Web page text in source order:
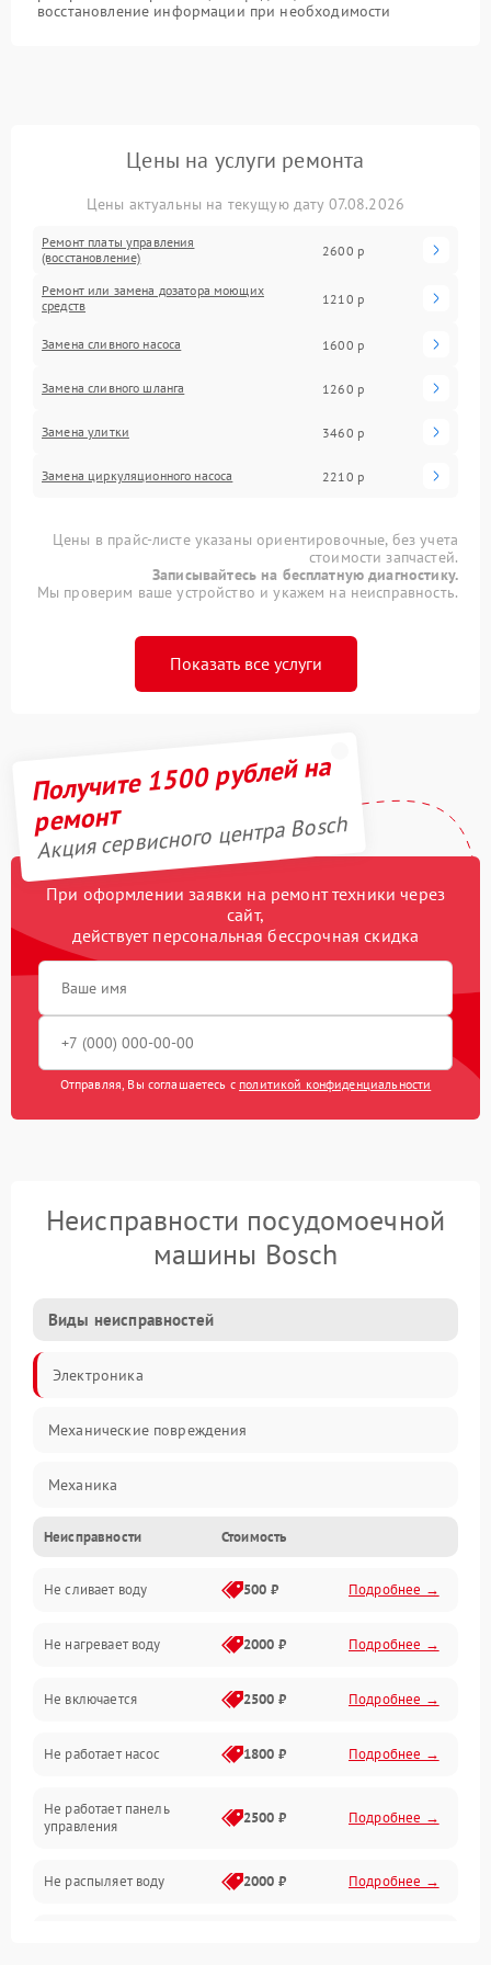
восстановление информации при необходимости
Цены на услуги ремонта
Цены актуальны на текущую дату 07.08.2026
Ремонт платы управления
(восстановление)
2600 р
Ремонт или замена дозатора моющих
средств
1210 р
Замена сливного насоса 1600 р
Замена сливного шланга 1260 р
Замена улитки 3460 р
Замена циркуляционного насоса 2210 р
Цены в прайс-листе указаны ориентировочные, без учета
стоимости запчастей.
Записывайтесь на бесплатную диагностику.
Мы проверим ваше устройство и укажем на неисправность.
Показать все услуги
Получите 1500 рублей на
ремонт
Акция сервисного центра Bosch
При оформлении заявки на ремонт техники через
сайт,
действует персональная бессрочная скидка
Отправляя, Вы соглашаетесь с политикой конфиденциальности
Неисправности посудомоечной
машины Bosch
Виды неисправностей
Электроника
Механические повреждения
Механика
Управление
Электропитание
Датчики
Нагрев
Вода
Гигиена
Программное обеспечение
Неисправности Стоимость
Не сливает воду 500 ₽ Подробнее →
Не нагревает воду 2000 ₽ Подробнее →
Не включается 2500 ₽ Подробнее →
Не работает насос 1800 ₽ Подробнее →
Не работает панель
управления
2500 ₽ Подробнее →
Не распыляет воду 2000 ₽ Подробнее →